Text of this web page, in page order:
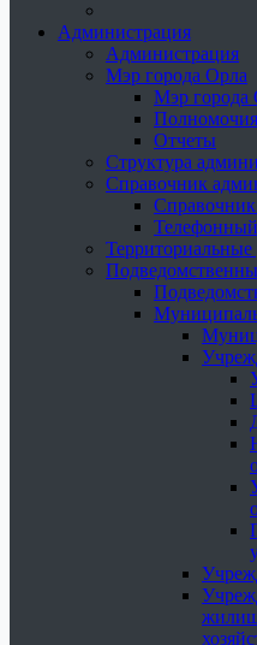
Администрация
Администрация
Мэр города Орла
Мэр города
Полномочия
Отчеты
Структура
Справочник
Территориальные